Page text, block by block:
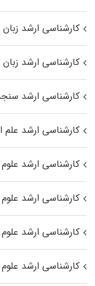
کارشناسی ارشد زبان
کارشناسی ارشد
کارشناسی ارشد
کارشناسی ارشد
کارشناسی ارشد
کارشناسی ارشد
کارشناسی ارشد
کارشناسی ارشد علوم